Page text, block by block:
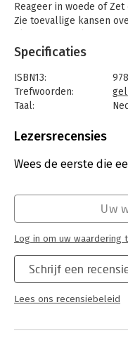
Reageer in woede of
Zie toevallige kansen
Gebaseerd op het
laat Tal Ben-Shahar zien
niet de 'levensgrote
kleine keuzen die we
Ieder moment is een
om een gelukkig en
behandelt 101 van
met verhalen uit het
Over de auteur
Tal Ben-Shahar is lector
colleges over positieve
leiderschap. Hij is de
veerkracht, doelen
Specificaties
ISBN13:
Trefwoorden:
Taal:
Beveiliging:
Aantal pagina's:
231
Hoofdrubriek:
Lezersrecensies
Wees de eerste die
Schrijf een
Lees ons recensiebeleid
Uw
Log in om uw waardering